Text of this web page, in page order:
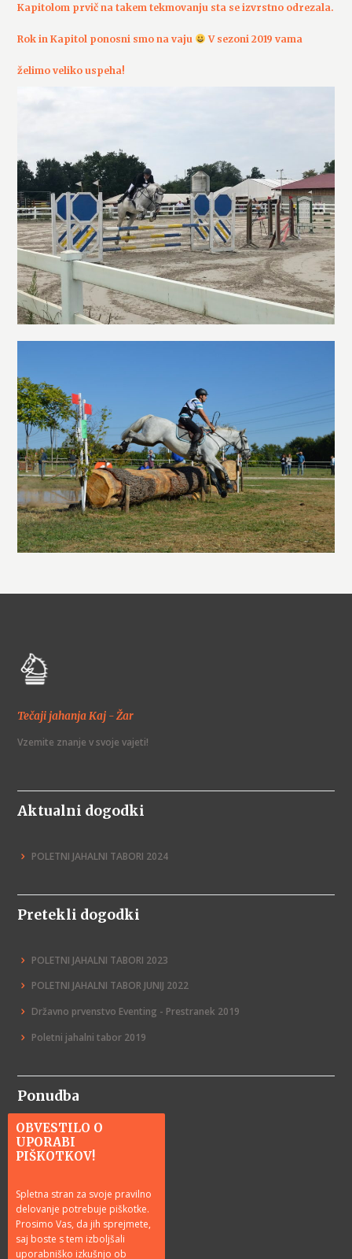
Kapitolom prvič na takem tekmovanju sta se izvrstno odrezala.
Rok in Kapitol ponosni smo na vaju V sezoni 2019 vama
želimo veliko uspeha!
Tečaji jahanja Kaj - Žar
Vzemite znanje v svoje vajeti!
Aktualni dogodki
POLETNI JAHALNI TABORI 2024
Pretekli dogodki
POLETNI JAHALNI TABORI 2023
POLETNI JAHALNI TABOR JUNIJ 2022
Državno prvenstvo Eventing - Prestranek 2019
Poletni jahalni tabor 2019
Ponudba
Jahanje
Tečaji jahanja
Rojstni dnevi
Vožnja s kočijo
Darilni boni
OBVESTILO O
UPORABI
PIŠKOTKOV!
Spletna stran za svoje pravilno
delovanje potrebuje piškotke.
Prosimo Vas, da jih sprejmete,
saj boste s tem izboljšali
uporabniško izkušnjo ob